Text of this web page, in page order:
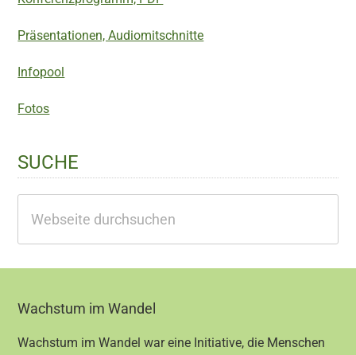
Präsentationen, Audiomitschnitte
Infopool
Fotos
SUCHE
durchsuchen
Footer
Wachstum im Wandel
Wachstum im Wandel war eine Initiative, die Menschen